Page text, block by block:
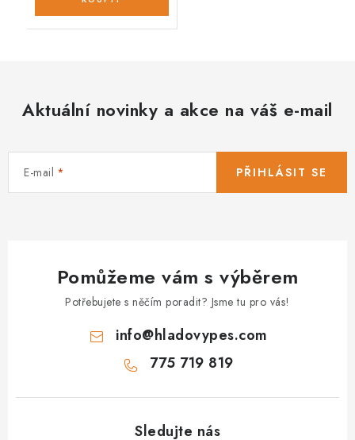
Aktuální novinky a akce na váš e-mail
E-mail PŘIHLÁSIT SE
Pomůžeme vám s výběrem
Potřebujete s něčím poradit? Jsme tu pro vás!
info@hladovypes.com
775 719 819